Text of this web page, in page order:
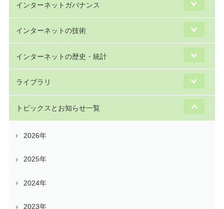
インターネットガバナンス
インターネットの技術
インターネットの歴史・統計
ライブラリ
トピックスとお知らせ一覧
2026年
2025年
2024年
2023年